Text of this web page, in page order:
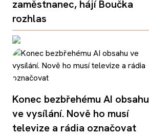
zaměstnanec, hájí Boučka
rozhlas
Konec bezbřehému AI obsahu
ve vysílání. Nově ho musí
televize a rádia označovat